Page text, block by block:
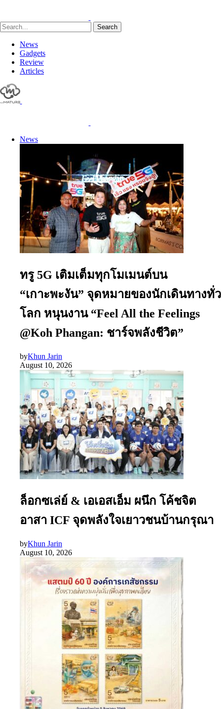
Search
News
Gadgets
Review
Articles
News
ทรู 5G เติมเต็มทุกโมเมนต์บน
“เกาะพะงัน” จุดหมายของนักเดินทางทั่ว
โลก หนุนงาน “Feel All the Feelings
@Koh Phangan: ชาร์จพลังชีวิต”
byKhun Jarin
August 10, 2026
ล็อกซเล่ย์ & เอเอสเอ็ม ผนึก โค้ชจิต
อาสา ICF จุดพลังใจเยาวชนบ้านกรุณา
byKhun Jarin
August 10, 2026